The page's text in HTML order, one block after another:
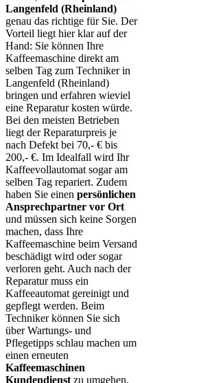
Langenfeld (Rheinland)
genau das richtige für Sie. Der
Vorteil liegt hier klar auf der
Hand: Sie können Ihre
Kaffeemaschine direkt am
selben Tag zum Techniker in
Langenfeld (Rheinland)
bringen und erfahren wieviel
eine Reparatur kosten würde.
Bei den meisten Betrieben
liegt der Reparaturpreis je
nach Defekt bei 70,- € bis
200,- €. Im Idealfall wird Ihr
Kaffeevollautomat sogar am
selben Tag repariert. Zudem
haben Sie einen persönlichen
Ansprechpartner vor Ort
und müssen sich keine Sorgen
machen, dass Ihre
Kaffeemaschine beim Versand
beschädigt wird oder sogar
verloren geht. Auch nach der
Reparatur muss ein
Kaffeeautomat gereinigt und
gepflegt werden. Beim
Techniker können Sie sich
über Wartungs- und
Pflegetipps schlau machen um
einen erneuten
Kaffeemaschinen
Kundendienst zu umgehen.